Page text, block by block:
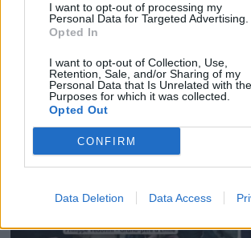
I want to opt-out of processing my
Personal Data for Targeted Advertising.
Opted In
I want to opt-out of Collection, Use,
Retention, Sale, and/or Sharing of my
Personal Data that Is Unrelated with the
Purposes for which it was collected.
Opted Out
CONFIRM
Data Deletion Data Access
Cyril Hanouna se confie sur ses